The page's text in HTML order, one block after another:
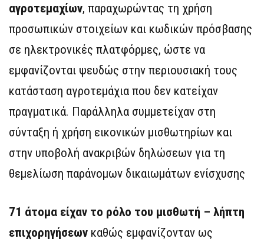
αγροτεμαχίων, παραχωρώντας τη χρήση
προσωπικών στοιχείων και κωδικών πρόσβασης
σε ηλεκτρονικές πλατφόρμες, ώστε να
εμφανίζονται ψευδώς στην περιουσιακή τους
κατάσταση αγροτεμάχια που δεν κατείχαν
πραγματικά. Παράλληλα συμμετείχαν στη
σύνταξη ή χρήση εικονικών μισθωτηρίων και
στην υποβολή ανακριβών δηλώσεων για τη
θεμελίωση παράνομων δικαιωμάτων ενίσχυσης
71 άτομα είχαν το ρόλο του μισθωτή – λήπτη
επιχορηγήσεων καθώς εμφανίζονταν ως